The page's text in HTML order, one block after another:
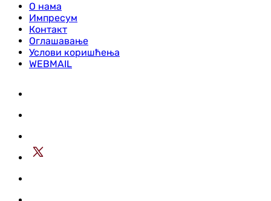
О нама
Импресум
Контакт
Оглашавање
Услови коришћења
WEBMAIL